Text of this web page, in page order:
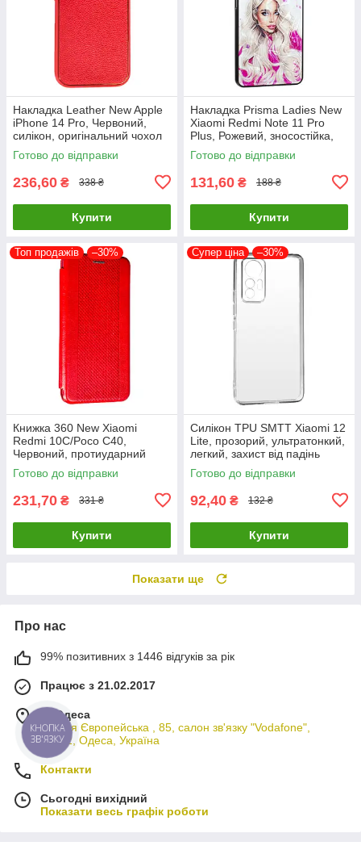
Накладка Leather New Apple
iPhone 14 Pro, Червоний,
силікон, оригінальний чохол
Готово до відправки
236,60 ₴ 338 ₴
Купити
Накладка Prisma Ladies New
Xiaomi Redmi Note 11 Pro
Plus, Рожевий, зносостійка,
пилонепроникна
Готово до відправки
131,60 ₴ 188 ₴
Купити
Топ продажів –30%
Книжка 360 New Xiaomi
Redmi 10C/Poco C40,
Червоний, протиударний
чохол з екокожі
Готово до відправки
231,70 ₴ 331 ₴
Купити
Супер ціна –30%
Силікон TPU SMTT Xiaomi 12
Lite, прозорий, ультратонкий,
легкий, захист від падінь
Готово до відправки
92,40 ₴ 132 ₴
Купити
Показати ще
Про нас
99% позитивних з 1446 відгуків за рік
Працює з 21.02.2017
м. Одеса
вулиця Європейська , 85, салон зв'язку "Vodafone",
65012, Одеса, Україна
Контакти
Сьогодні вихідний
Показати весь графік роботи
КНОПКА
ЗВ'ЯЗКУ